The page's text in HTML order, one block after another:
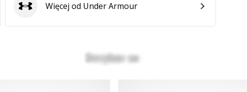
Under Armour
Więcej od Under Armour